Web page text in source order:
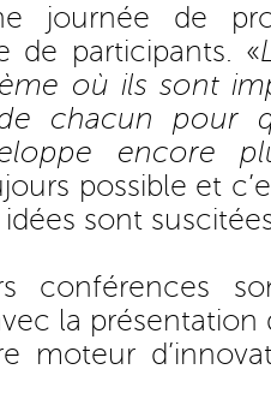
journée de
de participants. «
où ils sont
chacun pour
encore
possible et
sont
conférences
la présentation
moteur